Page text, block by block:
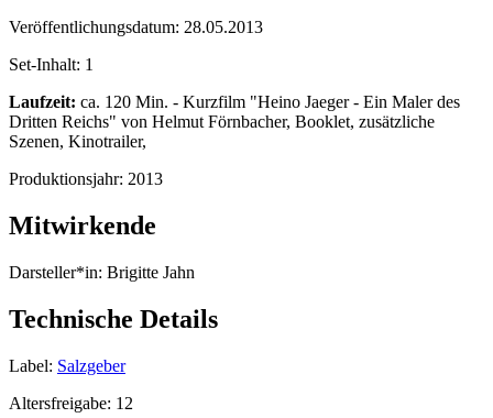
Veröffentlichungsdatum: 28.05.2013
Set-Inhalt: 1
Laufzeit: ca. 120 Min. - Kurzfilm "Heino Jaeger - Ein Maler des
Dritten Reichs" von Helmut Förnbacher, Booklet, zusätzliche
Szenen, Kinotrailer,
Produktionsjahr: 2013
Mitwirkende
Darsteller*in: Brigitte Jahn
Technische Details
Label: Salzgeber
Altersfreigabe: 12